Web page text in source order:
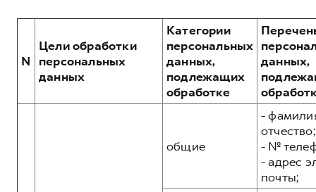
от 3 449 000 ₽
Крупным корпоративным клиентам
Система управления автопарком
Сервис для корпоративных клиентов
Руководства по эксплуатации
Подписки
АКСЕССУАРЫ HAVAL
N
Цели обработки
персональных
данных
Категории
персональных
данных,
подлежащих
обработке
данных,
общие
-
отчество;
- №
- адрес
почты;